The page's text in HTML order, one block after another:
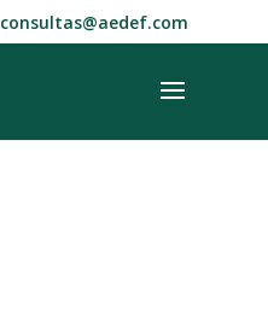
consultas@aedef.com